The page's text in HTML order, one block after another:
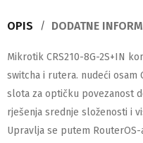
OPIS DODATNE
Mikrotik CRS210-8G-2S+IN
switcha i rutera. nudeći osam
slota za optičku povezanost
rješenja srednje složenosti i
Upravlja se putem